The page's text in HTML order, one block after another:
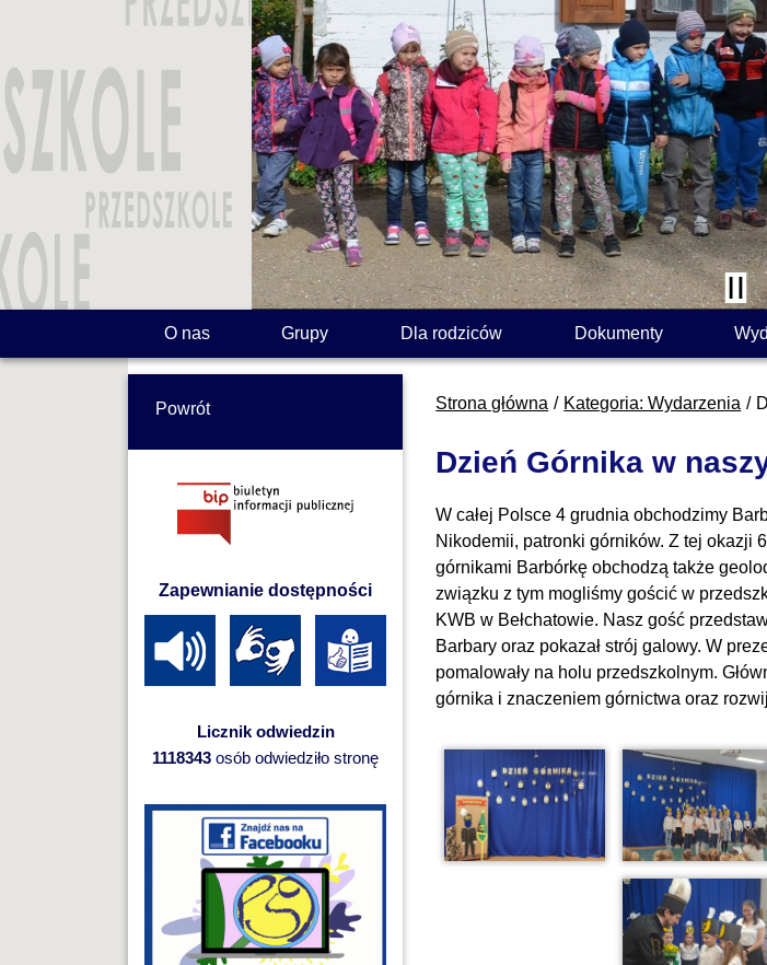
O nas Grupy Dla rodziców Dokumenty
Strona główna Kategoria: Wydarzenia
Dzień Górnika w
W całej Polsce 4 grudnia obchodzimy
Nikodemii, patronki górników. Z tej okazji
górnikami Barbórkę obchodzą także
związku z tym mogliśmy gościć w
KWB w Bełchatowie. Nasz gość
Barbary oraz pokazał strój galowy. W
pomalowały na holu przedszkolnym.
górnika i znaczeniem górnictwa oraz
Powrót
Zapewnianie dostępności
Licznik odwiedzin
1118343 osób odwiedziło stronę